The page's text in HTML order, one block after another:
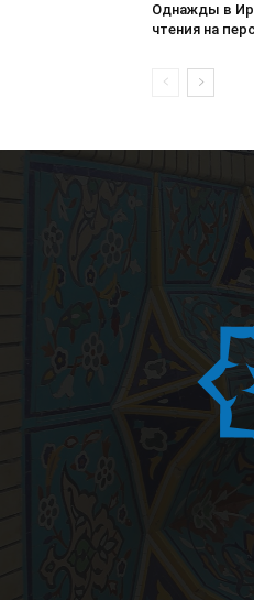
Однажды в
чтения на